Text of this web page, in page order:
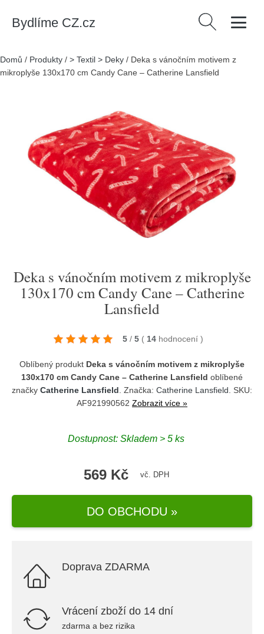
Bydlíme CZ.cz Vyhledávání
Domů / Produkty / > Textil > Deky / Deka s vánočním motivem z
mikroplyše 130x170 cm Candy Cane – Catherine Lansfield
Deka s vánočním motivem z mikroplyše
130x170 cm Candy Cane – Catherine
Lansfield
5 / 5 ( 14 hodnocení )
Oblíbený produkt Deka s vánočním motivem z mikroplyše
130x170 cm Candy Cane – Catherine Lansfield oblíbené
značky Catherine Lansfield . Značka: Catherine Lansfield . SKU:
AF921990562 Zobrazit více »
Dostupnost: Skladem > 5 ks
569 Kč vč. DPH
DO OBCHODU »
Doprava ZDARMA
Vrácení zboží do 14 dní
zdarma a bez rizika